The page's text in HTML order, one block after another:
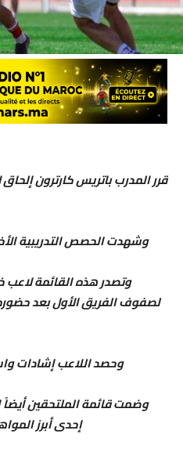
قرر المدرب باتريس كارترون
​وشهدت الحصص التدريبية
وتصدر هذه القائمة
لصفوف الفريق الأول بعد
وحصد اللاعب إشادات
​وضمت قائمة الملتحقين
إحدى أبرز